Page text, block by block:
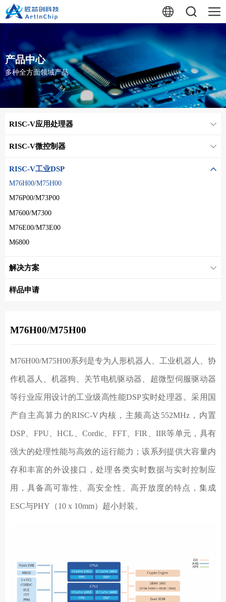
产品中心
多种全方面领域产品
RISC-V应用处理器
RISC-V微控制器
RISC-V工业DSP
M76H00/M75H00
M76P00/M73P00
M7600/M7300
M76E00/M73E00
M6800
解决方案
样品申请
M76H00/M75H00
M76H00/M75H00系列是专为人形机器人、工业机器人、协
作机器人、机器狗、关节电机驱动器、超微型伺服驱动器
等行业应用设计的工业级高性能DSP实时处理器。采用国
产自主高算力的RISC-V内核，主频高达552MHz，内置
DSP、FPU、HCL、Cordic、FFT、FIR、IIR等单元，具有
强大的处理性能与高效的运行能力；该系列提供大容量内
存和丰富的外设接口，处理各类实时数据与实时控制应
用，具备高可靠性、高安全性、高开放度的特点，集成
ESC与PHY（10 x 10mm）超小封装。